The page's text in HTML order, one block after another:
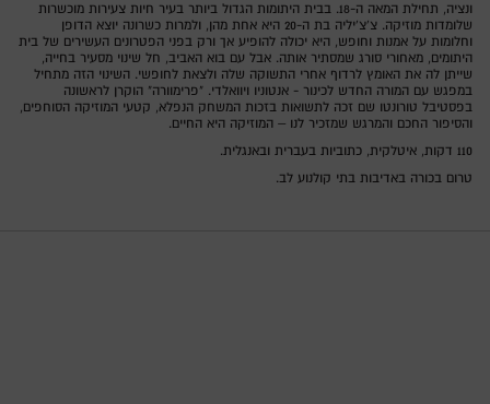
ונציה, תחילת המאה ה-18. בבית היתומות הגדול ביותר בעיר חיות צעירות מוכשרות
שלומדות מוזיקה. צ'צ'יליה בת ה-20 היא אחת מהן, ולמרות כשרונה יוצא הדופן
וחלומות על אמנות וחופש, היא יכולה להופיע אך ורק בפני הפטרונים העשירים של בית
היתומים, מאחורי סורג שמסתיר אותה. אבל עם בוא האביב, חל שינוי מסעיר בחייה,
שייתן לה את האומץ לרדוף אחרי התשוקה שלה ולצאת לחופשי. השינוי הזה מתחיל
במפגש עם המורה החדש לכינור - אנטוניו ויוואלדי. "פרימוורה" הוקרן לראשונה
בפסטיבל טורונטו שם זכה לתשואות בזכות המשחק הנפלא, קטעי המוזיקה הסוחפים,
והסיפור החכם והמרגש שמזכיר לנו – המוזיקה היא החיים.
110 דקות, איטלקית, כתוביות בעברית ובאנגלית.
טרום בכורה באדיבות בתי קולנוע לב.